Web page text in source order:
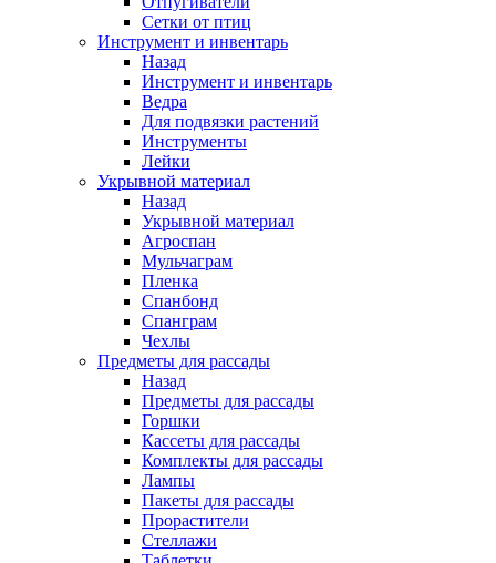
Сетки от птиц
Инструмент и инвентарь
Назад
Инструмент и инвентарь
Ведра
Для подвязки растений
Инструменты
Лейки
Укрывной материал
Назад
Укрывной материал
Агроспан
Мульчаграм
Пленка
Спанбонд
Спанграм
Чехлы
Предметы для рассады
Назад
Предметы для рассады
Горшки
Кассеты для рассады
Комплекты для рассады
Лампы
Пакеты для рассады
Прорастители
Стеллажи